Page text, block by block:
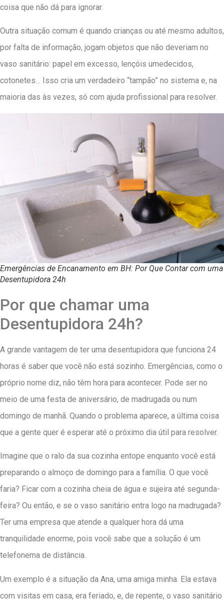
coisa que não dá para ignorar.
Outra situação comum é quando crianças ou até mesmo adultos,
por falta de informação, jogam objetos que não deveriam no
vaso sanitário: papel em excesso, lençóis umedecidos,
cotonetes… Isso cria um verdadeiro “tampão” no sistema e, na
maioria das às vezes, só com ajuda profissional para resolver.
Emergências de Encanamento em BH: Por Que Contar com uma
Desentupidora 24h
Por que chamar uma
Desentupidora 24h?
A grande vantagem de ter uma desentupidora que funciona 24
horas é saber que você não está sozinho. Emergências, como o
próprio nome diz, não têm hora para acontecer. Pode ser no
meio de uma festa de aniversário, de madrugada ou num
domingo de manhã. Quando o problema aparece, a última coisa
que a gente quer é esperar até o próximo dia útil para resolver.
Imagine que o ralo da sua cozinha entope enquanto você está
preparando o almoço de domingo para a família. O que você
faria? Ficar com a cozinha cheia de água e sujeira até segunda-
feira? Ou então, e se o vaso sanitário entra logo na madrugada?
Ter uma empresa que atende a qualquer hora dá uma
tranquilidade enorme, pois você sabe que a solução é um
telefonema de distância.
Um exemplo é a situação da Ana, uma amiga minha. Ela estava
com visitas em casa, era feriado, e, de repente, o vaso sanitário